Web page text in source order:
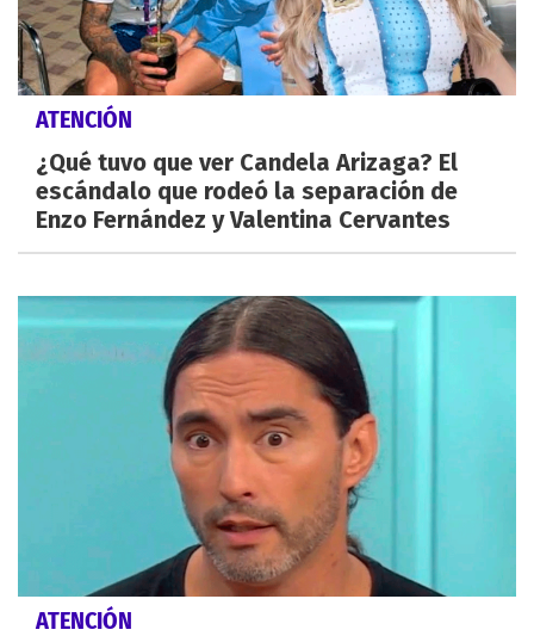
ATENCIÓN
¿Qué tuvo que ver Candela Arizaga? El
escándalo que rodeó la separación de
Enzo Fernández y Valentina Cervantes
ATENCIÓN